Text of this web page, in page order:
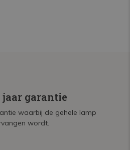
jaar garantie
waarbij de gehele lamp
wordt.